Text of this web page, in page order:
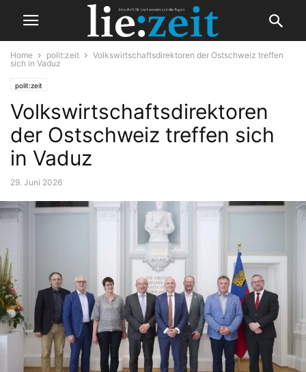
Home polit:zeit
Volkswirtschaftsdirektoren der Ostschweiz treffen
sich in Vaduz
polit:zeit
Volkswirtschaftsdirektoren
der Ostschweiz treffen sich
in Vaduz
29. Juni 2026